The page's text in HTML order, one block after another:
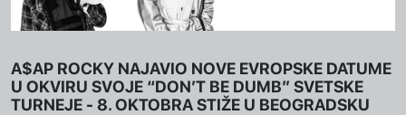
A$AP ROCKY NAJAVIO NOVE EVROPSKE DATUME
U OKVIRU SVOJE “DON’T BE DUMB” SVETSKE
TURNEJE - 8. OKTOBRA STIŽE U BEOGRADSKU